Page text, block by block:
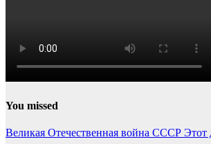
You missed
Великая Отечественная война СССР Этот